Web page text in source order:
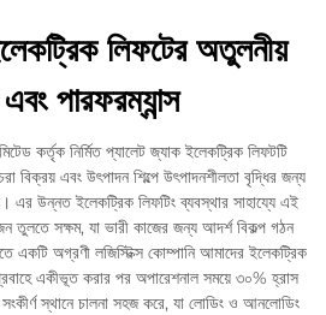
লিফটের অতুলনীয়
পারফরম্যান্স
কর্তৃক নির্মিত প্যালেট জ্যাক ইলেকট্রিক লিফটটি
বিক্রয় এবং উৎপাদন শিল্পে উৎপাদনশীলতা বৃদ্ধির জন্য
এর উন্নত ইলেকট্রিক লিফটিং ব্যবস্থার সাহায্যে এই
তুলতে সক্ষম, যা ভারী কাজের জন্য আদর্শ বিকল্প গঠন
একটি অগ্রণী লজিস্টিক্স কোম্পানি আমাদের ইলেকট্রিক
একীভূত করার পর অপারেশনাল সময়ে ৩০% হ্রাস
স্থানে চালনা সহজ করে, যা লোডিং ও আনলোডিং